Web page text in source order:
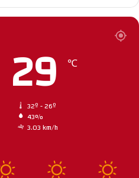
29 ℃
32º - 26º
43%
3.03 km/h